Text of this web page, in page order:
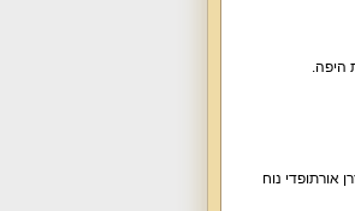
אורתופדי נוח